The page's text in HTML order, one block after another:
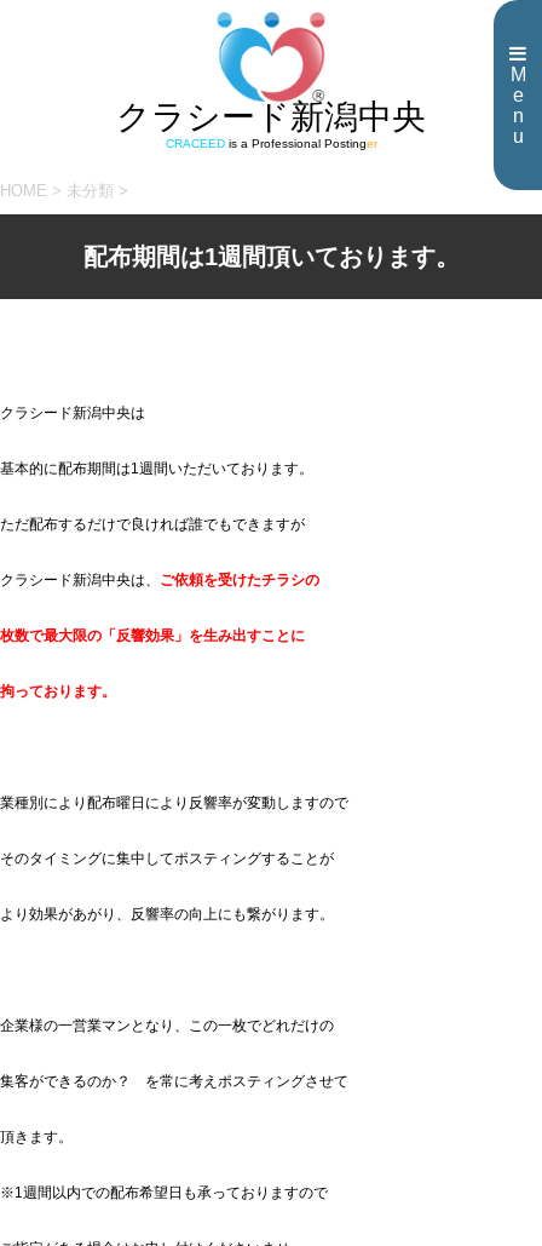
M
e
n
u
クラシード新潟中央
CRACEEDis a Professional Postinger
HOME > 未分類 >
配布期間は1週間頂いております。
クラシード新潟中央は
基本的に配布期間は1週間いただいております。
ただ配布するだけで良ければ誰でもできますが
クラシード新潟中央は、 ご依頼を受けたチラシの
枚数で最大限の「反響効果」を生み出すことに
拘っております。
業種別により配布曜日により反響率が変動しますので
そのタイミングに集中してポスティングすることが
より効果があがり、反響率の向上にも繋がります。
企業様の一営業マンとなり、この一枚でどれだけの
集客ができるのか？ を常に考えポスティングさせて
頂きます。
※1週間以内での配布希望日も承っておりますので